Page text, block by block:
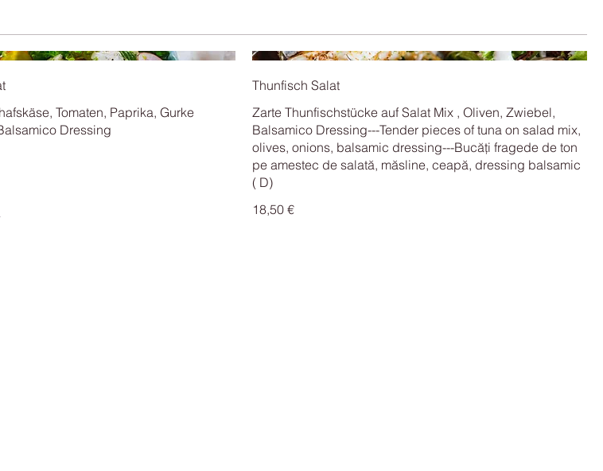
Tomaten, Paprika, Gurke
Dressing
Thunfisch Salat
Zarte Thunfischstücke auf Salat Mix , Oliven, Zwiebel,
Balsamico Dressing---Tender pieces of tuna on salad mix,
olives, onions, balsamic dressing---Bucăți fragede de ton
pe amestec de salată, măsline, ceapă, dressing balsamic
( D)
18,50 €